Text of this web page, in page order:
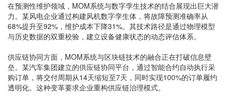
在预测性维护领域，MOM系统与数字孪生技术的结合展现出巨大潜
力。某风电企业通过构建风机数字孪生体，将故障预测准确率从
68%提升至92%，维护成本下降31%。其技术路径是通过物理模型
与历史数据的双重校验，建立设备健康状态的动态评估体系。
供应链协同方面，MOM系统与区块链技术的融合正在打破信息壁
垒。某汽车集团建立的供应链协同平台，通过智能合约自动执行采
购订单，将交付周期从14天缩短至7天，同时实现100%的订单履约
透明化。这种变革要求企业重构供应链治理模式。